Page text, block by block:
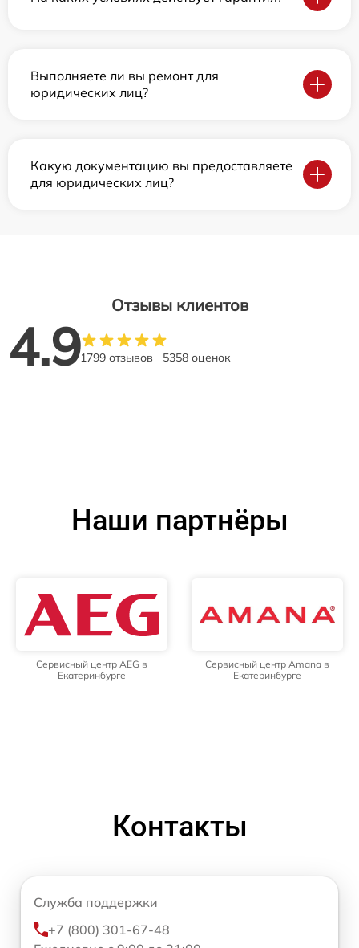
Выполняете ли вы ремонт для
юридических лиц?
Какую документацию вы предоставляете
для юридических лиц?
Отзывы клиентов
4.91799 отзывов 5358 оценок
Наши партнёры
Сервисный центр AEG в
Екатеринбурге
Сервисный центр Amana в
Екатеринбурге
Контакты
Служба поддержки
+7 (800) 301-67-48